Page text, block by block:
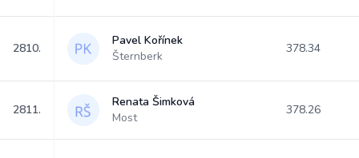
2810.
Pavel Kořínek
Šternberk
378.34
2811.
Renata Šimková
Most
378.26